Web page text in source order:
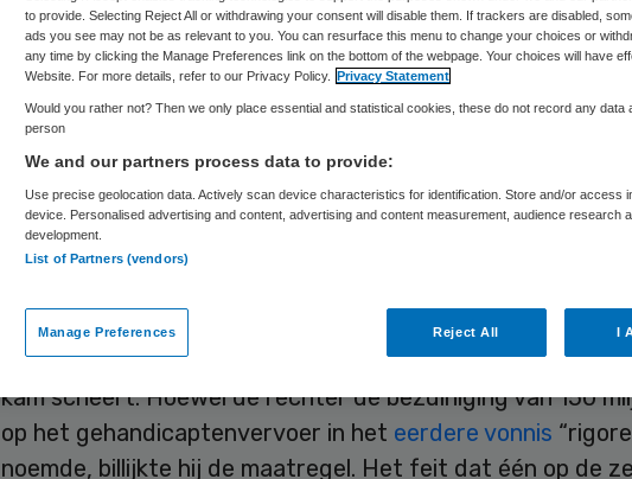
De Vereniging Gehandicaptenzorg Nederland (VGN) gaat
beroep tegen de beslissing van de Haagse rechtbank om de
verlaging van de vervoerstarieven in de
te keuren.
DeVGNvindt dat de rechter ten onrechte alle instellingen
kam scheert. Hoewel de rechter de bezuiniging van 150
op het gehandicaptenvervoer in het eerdere vonnis
noemde, billijkte hij de maatregel. Het feit dat één op de
to provide. Selecting Reject All or withdrawing your consent will disable them. If trackers are disabled,
ads you see may not be as relevant to you. You can resurface this menu to change your choices or
any time by clicking the Manage Preferences link on the bottom of the webpage. Your choices will have
Website. For more details, refer to our Privacy Policy. Privacy Statement
Would you rather not? Then we only place essential and statistical cookies, these do not record any data
person
We and our partners process data to provide:
Use precise geolocation data. Actively scan device characteristics for identification. Store and/or access
device. Personalised advertising and content, advertising and content measurement, audience research
development.
List of Partners (vendors)
Manage Preferences Reject All I